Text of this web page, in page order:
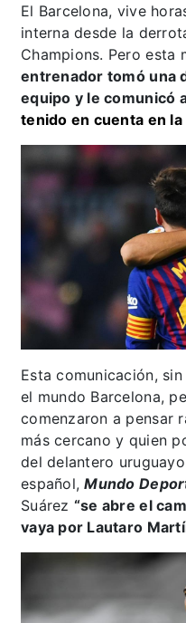
El Barcelona, vive
interna desde la
Champions. Pero esta
entrenador tomó una
equipo y le comunicó
tenido en cuenta en
Esta comunicación,
el mundo Barcelona,
comenzaron a pensar
más cercano y quien
del delantero
español,Mundo
Suárez “se abre el
vaya por Lautaro